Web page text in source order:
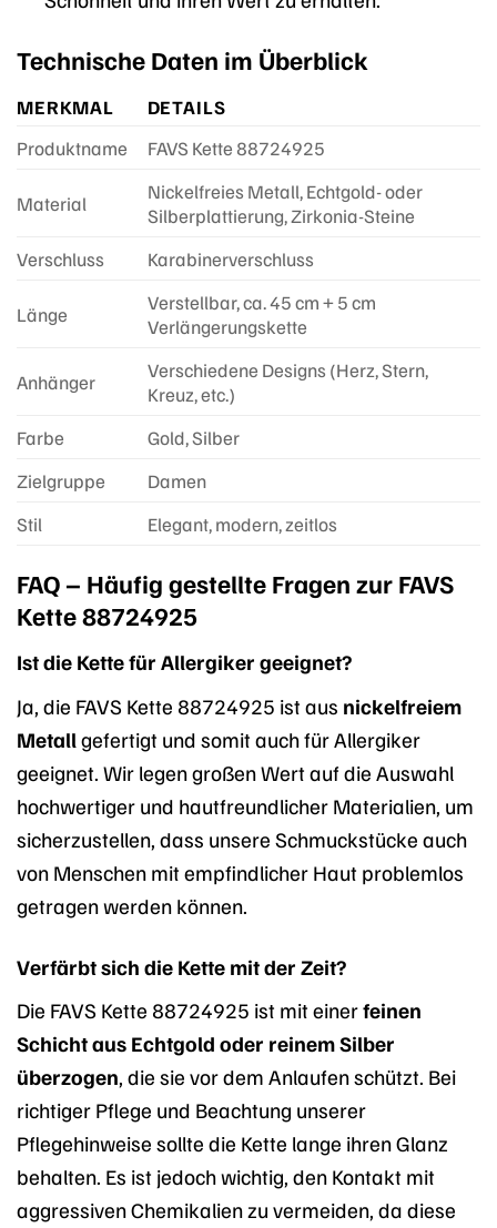
Technische Daten im Überblick
MERKMAL
DETAILS
Produktname
FAVS Kette 88724925
Material
Nickelfreies Metall, Echtgold- oder
Silberplattierung, Zirkonia-Steine
Verschluss
Karabinerverschluss
Länge
Verstellbar, ca. 45 cm + 5 cm
Verlängerungskette
Anhänger
Verschiedene Designs (Herz, Stern,
Kreuz, etc.)
Farbe
Gold, Silber
Zielgruppe
Damen
Stil
Elegant, modern, zeitlos
FAQ – Häufig gestellte Fragen zur FAVS
Kette 88724925
Ist die Kette für Allergiker geeignet?
Ja, die FAVS Kette 88724925 ist aus nickelfreiem
Metall gefertigt und somit auch für Allergiker
geeignet. Wir legen großen Wert auf die Auswahl
hochwertiger und hautfreundlicher Materialien, um
sicherzustellen, dass unsere Schmuckstücke auch
von Menschen mit empfindlicher Haut problemlos
getragen werden können.
Verfärbt sich die Kette mit der Zeit?
Die FAVS Kette 88724925 ist mit einerfeinen
Schicht aus Echtgold oder reinem Silber
überzogen, die sie vor dem Anlaufen schützt. Bei
richtiger Pflege und Beachtung unserer
Pflegehinweise sollte die Kette lange ihren Glanz
behalten. Es ist jedoch wichtig, den Kontakt mit
aggressiven Chemikalien zu vermeiden, da diese